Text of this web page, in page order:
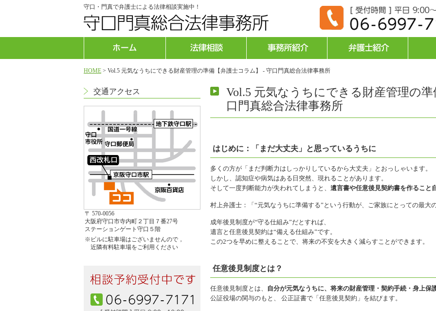
守口・門真で弁護士による法律相談実施中！
HOME > Vol.5 元気なうちにできる財産管理の準備【弁護士コラム】 - 守口門真総合法律事務所
交通アクセス
〒 570-0056
大阪府守口市寺内町２丁目７番27号
ステーションゲート守口５階
※ビルに駐車場はございませんので，
近隣有料駐車場をご利用ください
Vol.5 元気なうちにできる財産管理の
口門真総合法律事務所
はじめに：「まだ大丈夫」と思っているうちに
多くの方が「まだ判断力はしっかりしているから大丈夫」とおっしゃいます。
しかし、認知症や病気はある日突然、現れることがあります。
そして一度判断能力が失われてしまうと、 遺言書や任意後見契約書を作ること
村上弁護士：「“元気なうちに準備する”という行動が、ご家族にとっての最大
成年後見制度が“守る仕組み”だとすれば、
遺言と任意後見契約は“備える仕組み”です。
この2つを早めに整えることで、将来の不安を大きく減らすことができます。
任意後見制度とは？
任意後見制度とは、 自分が元気なうちに、将来の財産管理・契約手続・身上保
公証役場の関与のもと、 公正証書で「任意後見契約」を結びます。